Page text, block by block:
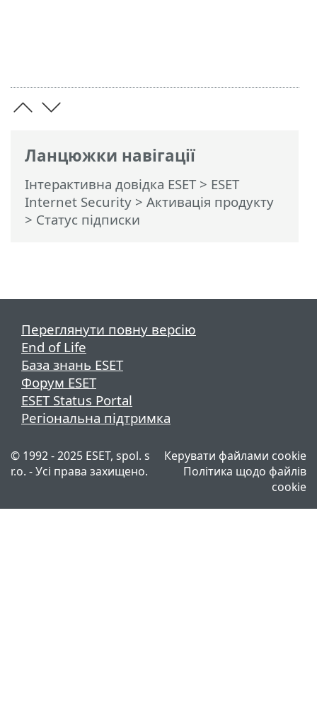
Ланцюжки навігації
Інтерактивна довідка ESET> ESET
Internet Security > Активація продукту
> Статус підписки
Переглянути повну версію
End of Life
База знань ESET
Форум ESET
ESET Status Portal
Регіональна підтримка
© 1992 - 2025 ESET, spol. s
r.o. - Усі права захищено.
Керувати файлами cookie
Політика щодо файлів
cookie